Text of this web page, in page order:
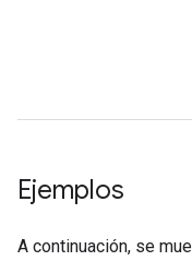
Ejemplos
A continuación, se